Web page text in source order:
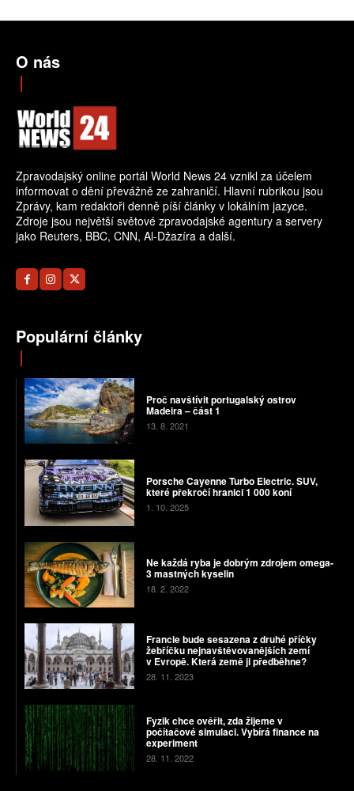
O nás
Zpravodajský online portál World News 24 vznikl za účelem
informovat o dění převážně ze zahraničí. Hlavní rubrikou jsou
Zprávy, kam redaktoři denně píší články v lokálním jazyce.
Zdroje jsou největší světové zpravodajské agentury a servery
jako Reuters, BBC, CNN, Al-Džazíra a další.
Populární články
Proč navštívit portugalský ostrov
Madeira – část 1
13. 8. 2021
Porsche Cayenne Turbo Electric. SUV,
které překročí hranici 1 000 koní
1. 10. 2025
Ne každá ryba je dobrým zdrojem omega-
3 mastných kyselin
18. 2. 2022
Francie bude sesazena z druhé příčky
žebříčku nejnavštěvovanějších zemí
v Evropě. Která země ji předběhne?
28. 11. 2023
Fyzik chce ověřit, zda žijeme v
počítačové simulaci. Vybírá finance na
experiment
28. 11. 2022